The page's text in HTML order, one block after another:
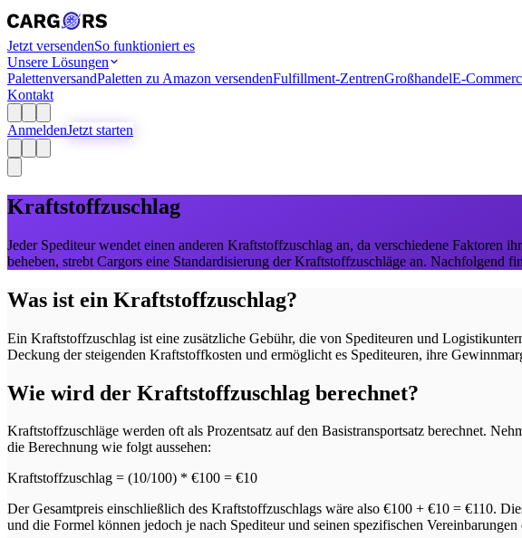
Jetzt versendenSo funktioniert es
Unsere Lösungen
PalettenversandPaletten zu Amazon versendenFulfillment-ZentrenGroßhandelE-
Kontakt
AnmeldenJetzt starten
Kraftstoffzuschlag
Jeder Spediteur wendet einen anderen Kraftstoffzuschlag an, da verschiedene
beheben, strebt Cargors eine Standardisierung der Kraftstoffzuschläge an. Nachfolgend
Was ist ein Kraftstoffzuschlag?
Ein Kraftstoffzuschlag ist eine zusätzliche Gebühr, die von Spediteuren und
Deckung der steigenden Kraftstoffkosten und ermöglicht es Spediteuren, ihre
Wie wird der Kraftstoffzuschlag berechnet?
Kraftstoffzuschläge werden oft als Prozentsatz auf den Basistransportsatz berechnet.
die Berechnung wie folgt aussehen:
Kraftstoffzuschlag = (10/100) * €100 = €10
Der Gesamtpreis einschließlich des Kraftstoffzuschlags wäre also €100 + €10 = €110.
und die Formel können jedoch je nach Spediteur und seinen spezifischen